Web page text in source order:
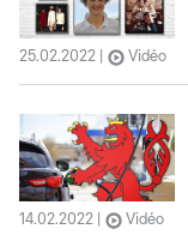
25.02.2022 Vidéo
14.02.2022 Vidéo